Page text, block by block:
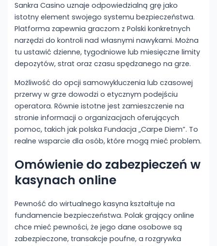
Sankra Casino uznaje odpowiedzialną grę jako
istotny element swojego systemu bezpieczeństwa.
Platforma zapewnia graczom z Polski konkretnych
narzędzi do kontroli nad własnymi nawykami. Można
tu ustawić dzienne, tygodniowe lub miesięczne limity
depozytów, strat oraz czasu spędzanego na grze.
Możliwość do opcji samowykluczenia lub czasowej
przerwy w grze dowodzi o etycznym podejściu
operatora. Równie istotne jest zamieszczenie na
stronie informacji o organizacjach oferujących
pomoc, takich jak polska Fundacja „Carpe Diem”. To
realne wsparcie dla osób, które mogą mieć problem.
Omówienie do zabezpieczeń w
kasynach online
Pewność do wirtualnego kasyna kształtuje na
fundamencie bezpieczeństwa. Polak grający online
chce mieć pewności, że jego dane osobowe są
zabezpieczone, transakcje poufne, a rozgrywka